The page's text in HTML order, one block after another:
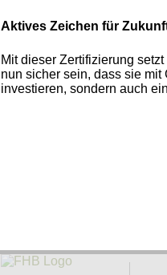
Aktives Zeichen für
Mit dieser Zertifizierung
nun sicher sein, dass sie
investieren, sondern auch